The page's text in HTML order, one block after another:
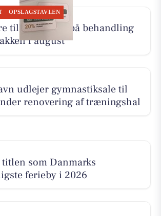
OPSLAGSTAVLEN
tilbyder 20% på behandling
i august
udlejer gymnastiksale til
renovering af træningshal
som Danmarks
ferieby i 2026